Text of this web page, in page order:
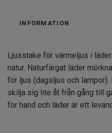
INFORMATION
Ljusstake för värmeljus i
natur. Naturfärgat läder
för ljus (dagsljus och lampor).
skilja sig lite åt från gång till
för hand och läder är ett